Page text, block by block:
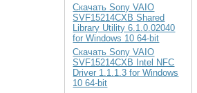
Скачать Sony VAIO
SVF15214CXB Shared
Library Utility 6.1.0.02040
for Windows 10 64-bit
Скачать Sony VAIO
SVF15214CXB Intel NFC
Driver 1.1.1.3 for Windows
10 64-bit